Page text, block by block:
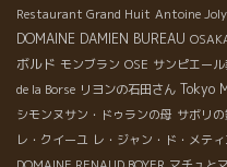
Restaurant Grand Huit Antoine Joly
DOMAINE DAMIEN BUREAU
ボルド モンブラン OSE サンピエー
de la Borse リヨンの石田さん Tokyo
シモンヌサン・ドゥランの母 サボリ
レ・クイーユ レ・ジャン・ド・メティ